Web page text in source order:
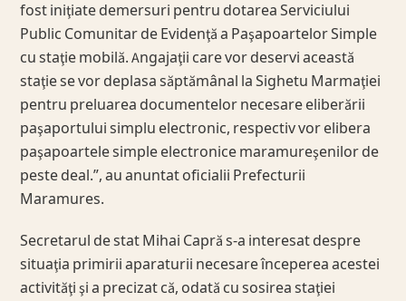
fost iniţiate demersuri pentru dotarea Serviciului
Public Comunitar de Evidenţă a Paşapoartelor Simple
cu staţie mobilă. Angajaţii care vor deservi această
staţie se vor deplasa săptămânal la Sighetu Marmaţiei
pentru preluarea documentelor necesare eliberării
paşaportului simplu electronic, respectiv vor elibera
paşapoartele simple electronice maramureşenilor de
peste deal.”, au anuntat oficialii Prefecturii
Maramures.
Secretarul de stat Mihai Capră s-a interesat despre
situaţia primirii aparaturii necesare începerea acestei
activităţi şi a precizat că, odată cu sosirea staţiei